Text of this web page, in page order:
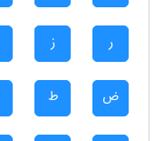
ر ز
ض ط